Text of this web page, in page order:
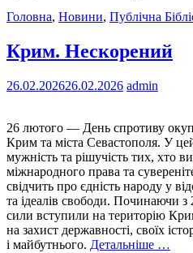
Головна, Новини, Публічна
Крим. Нескорений
26.02.202626.02.2026 admin
26 лютого — День спротиву
Крим та міста Севастополя. У
мужність та рішучість тих, хто
міжнародного права та
свідчить про єдність народу у
та ідеалів свободи. Починаючи з
сили вступили на територію
на захист державності, своїх
і майбутнього. Детальніше …